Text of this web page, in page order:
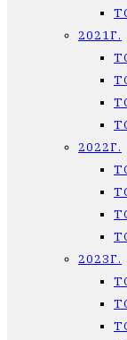
2021Г.
2022Г.
2023Г.